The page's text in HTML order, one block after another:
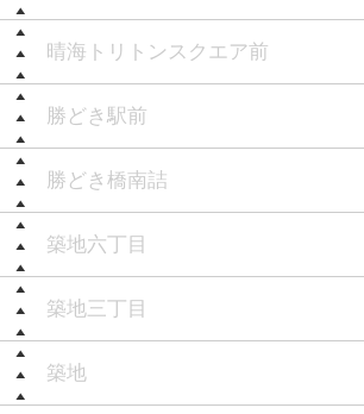
晴海トリトンスクエア前
勝どき駅前
勝どき橋南詰
築地六丁目
築地三丁目
築地